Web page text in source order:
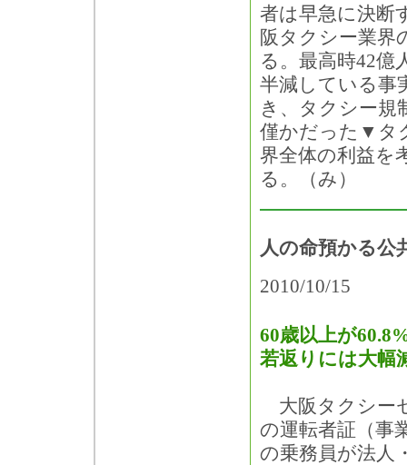
者は早急に決断
阪タクシー業界
る。最高時42億
半減している事
き、タクシー規
僅かだった▼タ
界全体の利益を
る。（み）
人の命預かる公
2010/10/15
60歳以上が
若返りには大幅
大阪タクシー
の運転者証（事
の乗務員が法人